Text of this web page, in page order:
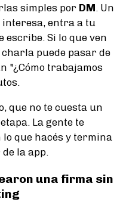
simples por DM. Un
interesa, entra a tu
Si lo que ven
puede pasar de
"¿Cómo trabajamos
que no te cuesta un
La gente te
que hacés y termina
la app.
una firma sin